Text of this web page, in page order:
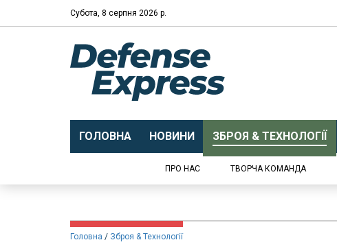
Субота, 8 серпня 2026 р.
ГОЛОВНА НОВИНИ ЗБРОЯ & ТЕХНОЛОГІЇ
ПРО НАС ТВОРЧА КОМАНДА
Головна Зброя & Технології